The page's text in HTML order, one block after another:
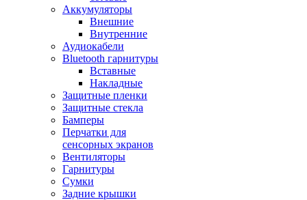
Аккумуляторы
Внешние
Внутренние
Аудиокабели
Bluetooth гарнитуры
Вставные
Накладные
Защитные пленки
Защитные стекла
Бамперы
Перчатки для
сенсорных экранов
Вентиляторы
Гарнитуры
Сумки
Задние крышки